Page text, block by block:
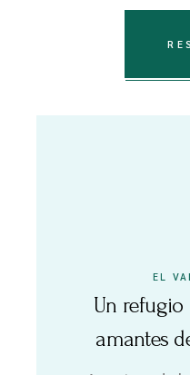
EL
Un refugio
amantes